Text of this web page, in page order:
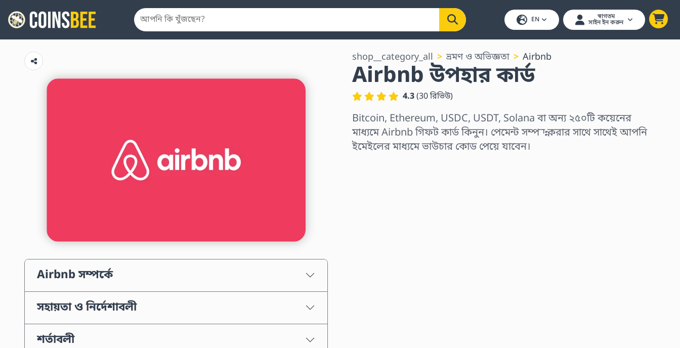
EN স্বাগতম
সাইন ইন করুন
Airbnb সম্পর্কে
সহায়তা ও নির্দেশাবলী
শর্তাবলী
shop__category_all ভ্রমণ ও অভিজ্ঞতা Airbnb
Airbnb উপহার কার্ড
4.3(30রিভিউ)
Bitcoin, Ethereum, USDC, USDT, Solana বা অন্য ২৫০টি কয়েনের
মাধ্যমে Airbnb গিফট কার্ড কিনুন। পেমেন্ট সম্পন্ন করার সাথে সাথেই আপনি
ইমেইলের মাধ্যমে ভাউচার কোড পেয়ে যাবেন।